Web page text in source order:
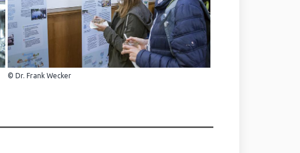
© Dr. Frank Wecker